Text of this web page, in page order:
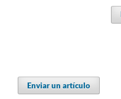
Enviar un artículo